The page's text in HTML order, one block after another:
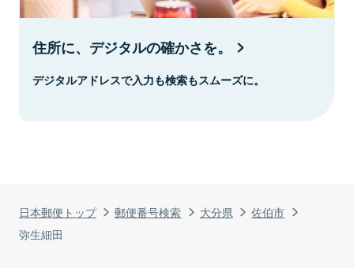
日本郵便トップ 郵便番号検索 大分県
佐伯市
弥生細田
住所に、デジタルの確かさを。
デジタルアドレスで入力も検索もスムーズに。